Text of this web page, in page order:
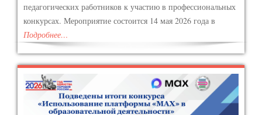
педагогических работников к участию в профессиональных
конкурсах. Мероприятие состоится 14 мая 2026 года в
Подробнее…